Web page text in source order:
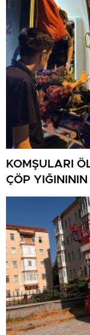
KOMŞULARI
ÇÖP